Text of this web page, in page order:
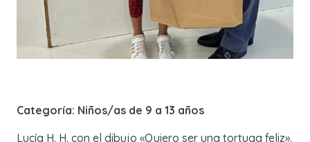
Categoría: Niños/as de 9 a 13 años
Lucía H. H. con el dibujo «Quiero ser una tortuga feliz».